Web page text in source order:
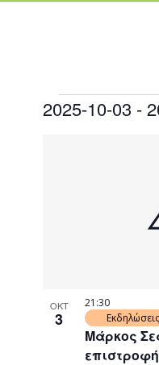
2025-10-03 -
ΟΚΤ
3
Μάρκος
21:30